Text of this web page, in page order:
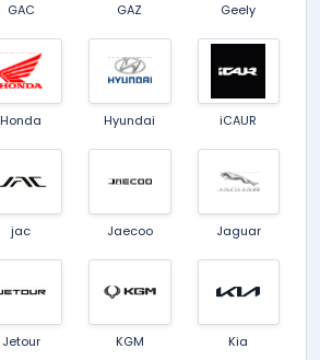
GAC GAZ Geely
Honda Hyundai iCAUR
jac Jaecoo Jaguar
Jetour KGM Kia